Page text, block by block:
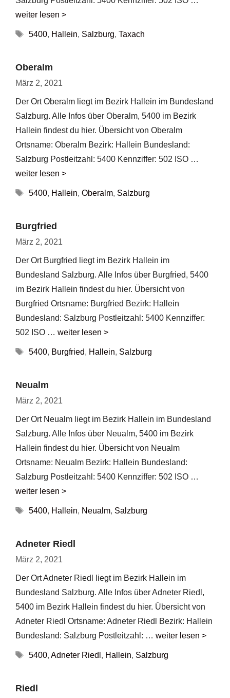
weiter lesen >
Schlagwörter
5400, Hallein, Salzburg, Taxach
Oberalm
März 2, 2021
Der Ort Oberalm liegt im Bezirk Hallein im Bundesland
Salzburg. Alle Infos über Oberalm, 5400 im Bezirk
Hallein findest du hier. Übersicht von Oberalm
Ortsname: Oberalm Bezirk: Hallein Bundesland:
Salzburg Postleitzahl: 5400 Kennziffer: 502 ISO …
weiter lesen >
Schlagwörter
5400, Hallein, Oberalm, Salzburg
Burgfried
März 2, 2021
Der Ort Burgfried liegt im Bezirk Hallein im
Bundesland Salzburg. Alle Infos über Burgfried, 5400
im Bezirk Hallein findest du hier. Übersicht von
Burgfried Ortsname: Burgfried Bezirk: Hallein
Bundesland: Salzburg Postleitzahl: 5400 Kennziffer:
502 ISO … weiter lesen >
Schlagwörter
5400, Burgfried, Hallein, Salzburg
Neualm
März 2, 2021
Der Ort Neualm liegt im Bezirk Hallein im Bundesland
Salzburg. Alle Infos über Neualm, 5400 im Bezirk
Hallein findest du hier. Übersicht von Neualm
Ortsname: Neualm Bezirk: Hallein Bundesland:
Salzburg Postleitzahl: 5400 Kennziffer: 502 ISO …
weiter lesen >
Schlagwörter
5400, Hallein, Neualm, Salzburg
Adneter Riedl
März 2, 2021
Der Ort Adneter Riedl liegt im Bezirk Hallein im
Bundesland Salzburg. Alle Infos über Adneter Riedl,
5400 im Bezirk Hallein findest du hier. Übersicht von
Adneter Riedl Ortsname: Adneter Riedl Bezirk: Hallein
Bundesland: Salzburg Postleitzahl: … weiter lesen >
Schlagwörter
5400, Adneter Riedl , Hallein, Salzburg
Riedl